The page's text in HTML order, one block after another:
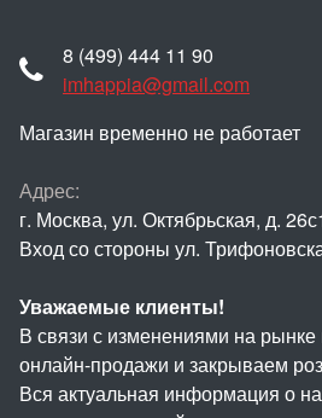
8 (499) 444 11 90
imhappia@gmail.com
Магазин временно не работает
Адрес:
г. Москва, ул. Октябрьская, д.
Вход со стороны ул.
Уважаемые клиенты!
В связи с изменениями на
онлайн-продажи и закрываем
Вся актуальная информация о